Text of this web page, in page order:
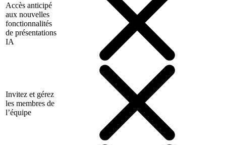
Accès anticipé
aux nouvelles
fonctionnalités
de présentations
IA
Invitez et gérez
les membres de
l’équipe